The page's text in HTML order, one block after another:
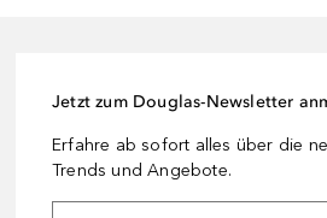
Jetzt zum Douglas-Newsletter
Erfahre ab sofort alles über die
Trends und Angebote.